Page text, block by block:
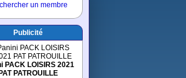
un membre
Publicité
PACK LOISIRS 2021
PAT PATROUILLE